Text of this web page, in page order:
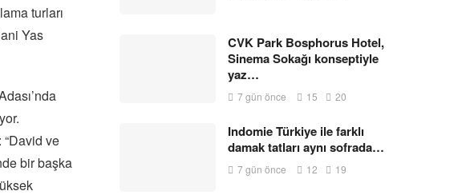
turları
Yas
ve
bir başka
CVK Park Bosphorus Hotel,
Sinema Sokağı konseptiyle
yaz…
7 gün önce 15 20
Indomie Türkiye ile farklı
damak tatları aynı sofrada…
7 gün önce 12 19